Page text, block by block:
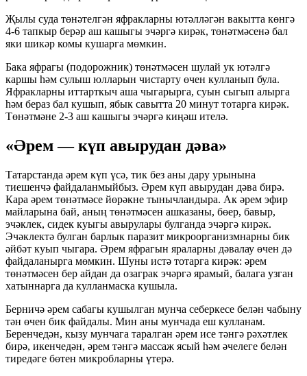
Җылы суда төнәтелгән яфракларны ютәлләгән вакытта көнгә
4-6 тапкыр берәр аш кашыгы эчәргә кирәк, төнәтмәсенә бал
яки шикәр комы кушарга мөмкин.
Бака яфрагы (подорожник) төнәтмәсен шулай ук ютәлгә
каршы һәм сулыш юлларын чистарту өчен кулланып була.
Яфракларны иттарткыч аша чыгарырга, суын сыгып алырга
һәм бераз бал кушып, ябык савытта 20 минут тотарга кирәк.
Төнәтмәне 2-3 аш кашыгы эчәргә киңәш ителә.
«Әрем — күп авырудан дәва»
Татарстанда әрем күп үсә, тик без аны дару урынына
тиешенчә файдаланмыйбыз. Әрем күп авырудан дәва бирә.
Кара әрем төнәтмәсе йөрәкне тынычландыра. Ак әрем эфир
майларына бай, аның төнәтмәсен ашказаны, бөер, бавыр,
эчәклек, сидек куыгы авырулары булганда эчәргә кирәк.
Эчәклектә булган барлык паразит микроорганизмнарны бик
әйбәт куып чыгара. Әрем яфрагын яраларны дәвалау өчен дә
файдаланырга мөмкин. Шуны истә тотарга кирәк: әрем
төнәтмәсен бер айдан да озаграк эчәргә ярамый, балага узган
хатыннарга да кулланмаска кушыла.
Берничә әрем сабагы кушылган мунча себеркесе белән чабыну
тән өчен бик файдалы. Мин аны мунчада еш кулланам.
Беренчедән, кызу мунчага таралган әрем исе тәнгә рәхәтлек
бирә, икенчедән, әрем тәнгә массаж ясый һәм әчелеге белән
тиредәге бөтен микробларны үтерә.